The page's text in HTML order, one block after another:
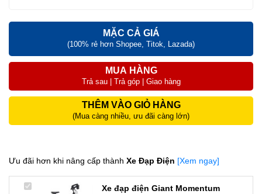
MẶC CẢ GIÁ
(100% rẻ hơn Shopee, Titok, Lazada)
MUA HÀNG
Trả sau | Trả góp | Giao hàng
THÊM VÀO GIỎ HÀNG
(Mua càng nhiều, ưu đãi càng lớn)
Ưu đãi hơn khi nâng cấp thành Xe Đạp Điện [Xem ngay]
Xe đạp điện Giant Momentum